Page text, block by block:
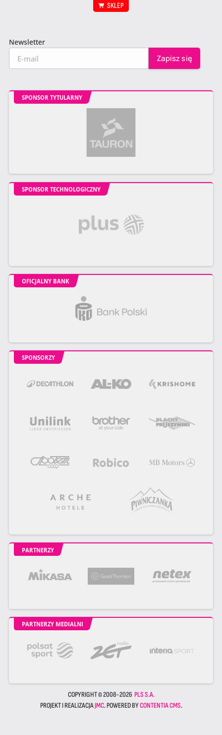
SKLEP
Newsletter
SPONSOR TYTULARNY
SPONSOR TECHNOLOGICZNY
OFICJALNY BANK
SPONSORZY
PARTNERZY
PARTNERZY MEDIALNI
COPYRIGHT © 2008-2026 PLS S.A.
PROJEKT I REALIZACJAJMC. POWERED BYCONTENTIA CMS.